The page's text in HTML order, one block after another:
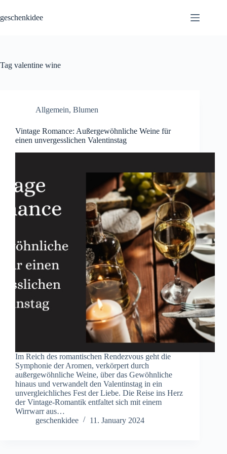
content
geschenkidee
Tag valentine wine
Allgemein, Blumen
Vintage Romance: Außergewöhnliche Weine für
einen unvergesslichen Valentinstag
Im Reich des romantischen Rendezvous geht die
Symphonie der Aromen, verkörpert durch
außergewöhnliche Weine, über das Gewöhnliche
hinaus und verwandelt den Valentinstag in ein
unvergleichliches Fest der Liebe. Die Reise ins Herz
der Vintage-Romantik entfaltet sich mit einem
Wirrwarr aus…
geschenkidee
11. January 2024